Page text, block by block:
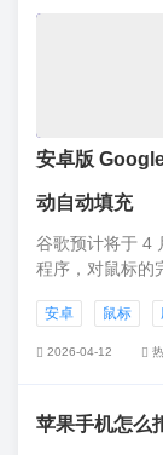
安卓版
动自动填充
谷歌预计将于 4
程序，对鼠标的
端 Sheets 应用
操作。
安卓 鼠标
2026-04-12
苹果手机怎么